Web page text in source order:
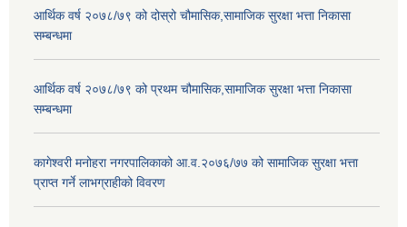
आर्थिक वर्ष २०७८/७९ को दोस्रो चौमासिक,सामाजिक सुरक्षा भत्ता निकासा
सम्बन्धमा
आर्थिक वर्ष २०७८/७९ को प्रथम चौमासिक,सामाजिक सुरक्षा भत्ता निकासा
सम्बन्धमा
कागेश्वरी मनोहरा नगरपालिकाको आ.व.२०७६/७७ को सामाजिक सुरक्षा भत्ता
प्राप्त गर्ने लाभग्राहीको विवरण